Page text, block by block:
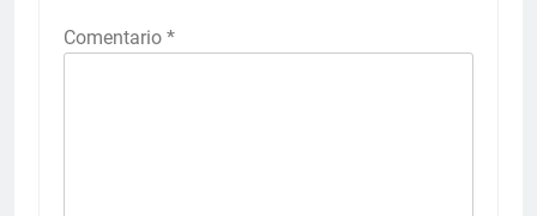
Comentario *